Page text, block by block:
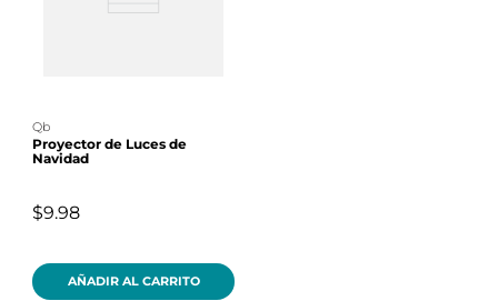
qb
Proyector de Luces de
Navidad
$9.98
AÑADIR AL CARRITO